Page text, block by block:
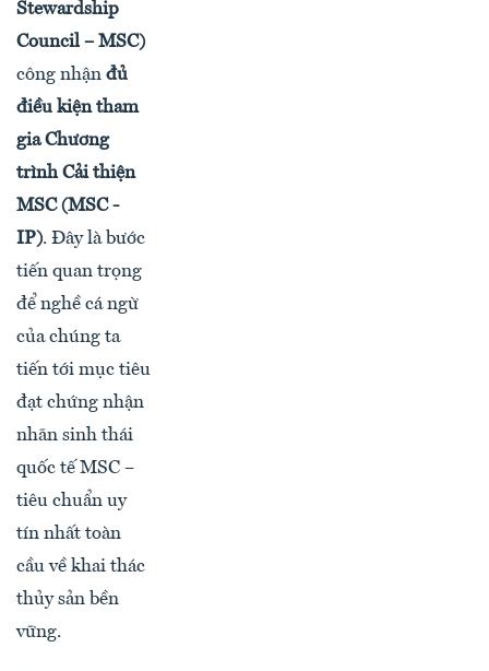
Stewardship
Council – MSC)
công nhận đủ
điều kiện tham
gia Chương
trình Cải thiện
MSC (MSC -
IP). Đây là bước
tiến quan trọng
để nghề cá ngừ
của chúng ta
tiến tới mục tiêu
đạt chứng nhận
nhãn sinh thái
quốc tế MSC –
tiêu chuẩn uy
tín nhất toàn
cầu về khai thác
thủy sản bền
vững.